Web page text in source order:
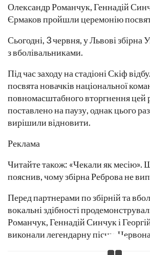
Олександр Романчук, Геннадій
Єрмаков пройшли церемонію
Сьогодні, 3 червня, у Львові збірна
з вболівальниками.
Під час заходу на стадіоні Скіф
посвята новачків національної
повномасштабного вторгнення цей
поставлено на паузу, однак цього
вирішили відновити.
Реклама
Читайте також: «Чекали як месію».
пояснив, чому збірна Реброва не
Перед партнерами по збірній та
вокальні здібності
Романчук, Геннадій Синчук і
виконали легендарну пісню